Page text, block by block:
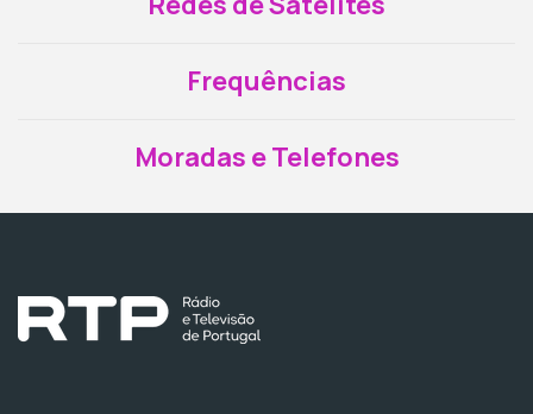
Frequências
Moradas e Telefones